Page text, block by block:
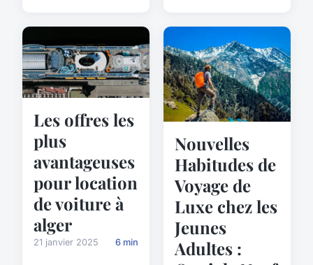
Les offres les
plus
avantageuses
pour location
de voiture à
alger
21 janvier 2025 6 min
Nouvelles
Habitudes de
Voyage de
Luxe chez les
Jeunes
Adultes :